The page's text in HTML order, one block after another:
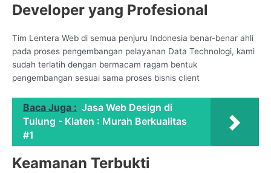
Developer yang Profesional
Tim Lentera Web di semua penjuru Indonesia benar-benar ahli
pada proses pengembangan pelayanan Data Technologi, kami
sudah terlatih dengan bermacam ragam bentuk
pengembangan sesuai sama proses bisnis client
Baca Juga : Jasa Web Design di
Tulung - Klaten : Murah Berkualitas
#1
Keamanan Terbukti